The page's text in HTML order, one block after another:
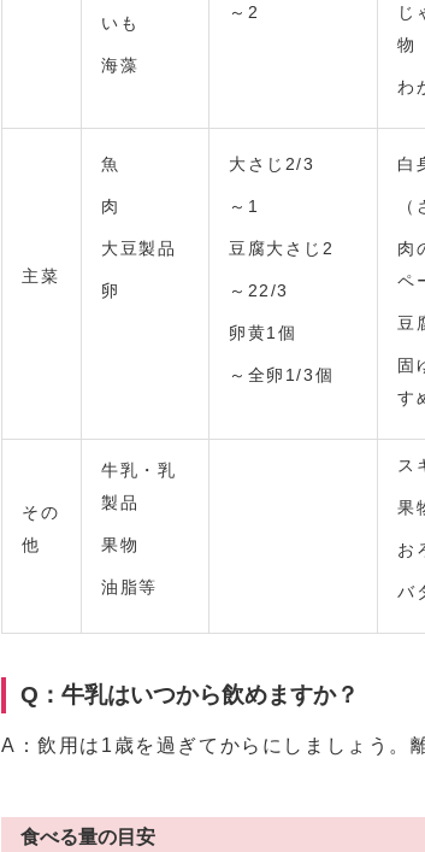
いも
海藻
～2
じ
物
わ
主菜
魚
肉
大豆製品
卵
大さじ2/3
～1
豆腐大さじ2
～22/3
卵黄1個
～全卵1/3個
白
肉
ペ
豆
固
す
その
他
牛乳・乳
製品
果物
油脂等
ス
果
お
バ
Q：牛乳はいつから飲めますか？
A：飲用は1歳を過ぎてからにしましょう。
食べる量の目安